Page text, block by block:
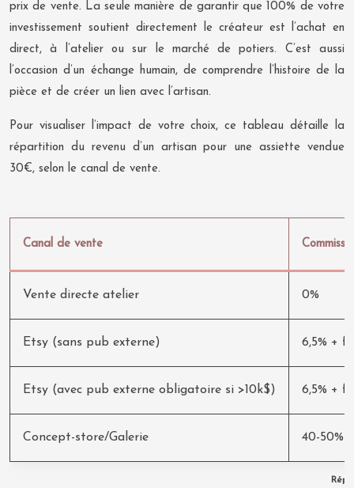
prix de vente. La seule manière de garantir que 100% de votre
investissement soutient directement le créateur est l’achat en
direct, à l’atelier ou sur le marché de potiers. C’est aussi
l’occasion d’un échange humain, de comprendre l’histoire de la
pièce et de créer un lien avec l’artisan.
Pour visualiser l’impact de votre choix, ce tableau détaille la
répartition du revenu d’un artisan pour une assiette vendue
30€, selon le canal de vente.
Canal de vente
Vente directe atelier 0%
Etsy (sans pub externe) 6,5% +
Etsy (avec pub externe obligatoire si >10k$) 6,5% +
Concept-store/Galerie 40-50%